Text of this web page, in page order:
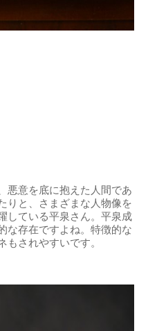
悪意を底に抱えた人間であ
りと、さまざまな人物像を
している平泉さん。平泉成
な存在ですよね。特徴的な
されやすいです。